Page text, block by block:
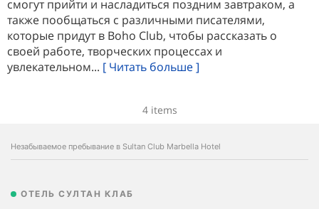
смогут прийти и насладиться поздним завтраком, а
также пообщаться с различными писателями,
которые придут в Boho Club, чтобы рассказать о
своей работе, творческих процессах и
увлекательном... [ Читать больше ]
4 items
Незабываемое пребывание в Sultan Club Marbella Hotel
ОТЕЛЬ СУЛТАН КЛАБ